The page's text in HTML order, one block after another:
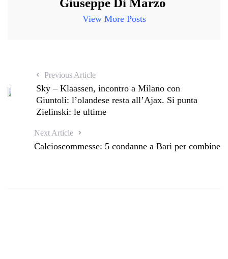
Giuseppe Di Marzo
View More Posts
Previous Article
Sky – Klaassen, incontro a Milano con
Giuntoli: l’olandese resta all’Ajax. Si punta
Zielinski: le ultime
Next Article
Calcioscommesse: 5 condanne a Bari per combine